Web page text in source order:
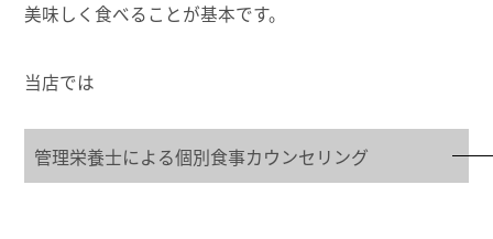
美味しく食べることが基本です。
当店では
管理栄養士による個別食事カウンセリング